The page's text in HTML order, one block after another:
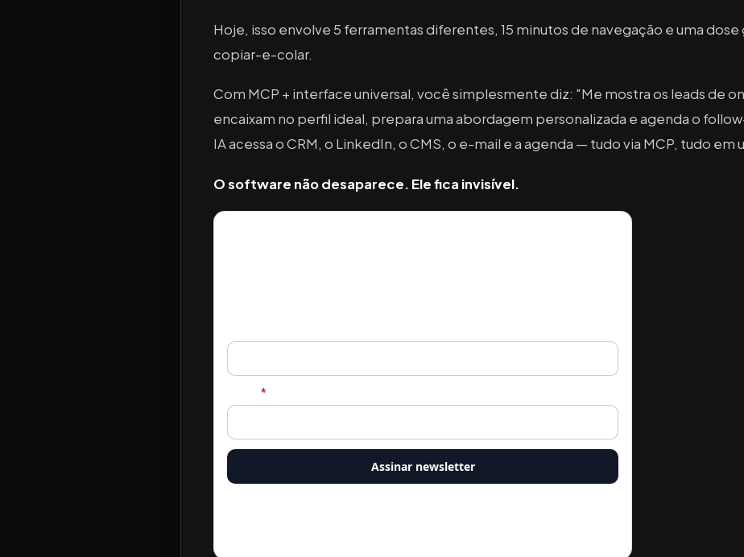
Hoje, isso envolve 5 ferramentas diferentes, 15 minutos de navegação e uma
copiar-e-colar.
Com MCP + interface universal, você simplesmente diz: "Me mostra os leads de
encaixam no perfil ideal, prepara uma abordagem personalizada e agenda o
IA acessa o CRM, o LinkedIn, o CMS, o e-mail e a agenda — tudo via MCP, tudo em
O software não desaparece. Ele fica invisível.
*
Assinar newsletter